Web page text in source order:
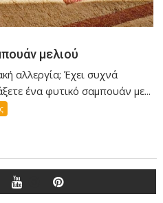
μελιού
αλλεργία; Έχει συχνά
ένα φυτικό σαμπουάν με...